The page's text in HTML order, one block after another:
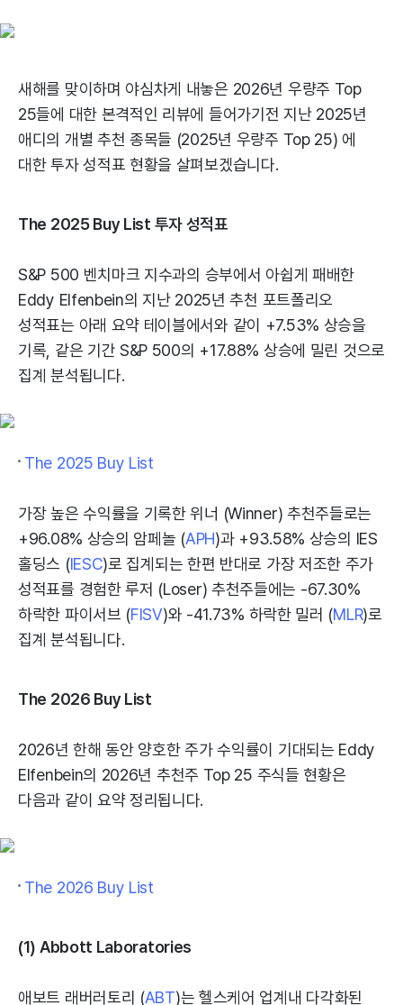
새해를 맞이하며 야심차게 내놓은 2026년 우량주 Top
25들에 대한 본격적인 리뷰에 들어가기전 지난 2025년
애디의 개별 추천 종목들 (2025년 우량주 Top 25) 에
대한 투자 성적표 현황을 살펴보겠습니다.
The 2025 Buy List 투자 성적표
S&P 500 벤치마크 지수과의 승부에서 아쉽게 패배한
Eddy Elfenbein의 지난 2025년 추천 포트폴리오
성적표는 아래 요약 테이블에서와 같이 +7.53% 상승을
기록, 같은 기간 S&P 500의 +17.88% 상승에 밀린 것으로
집계 분석됩니다.
The 2025 Buy List
가장 높은 수익률을 기록한 위너 (Winner) 추천주들로는
+96.08% 상승의 암페놀 (APH)과 +93.58% 상승의 IES
홀딩스 (IESC)로 집계되는 한편 반대로 가장 저조한 주가
성적표를 경험한 루저 (Loser) 추천주들에는 -67.30%
하락한 파이서브 (FISV)와 -41.73% 하락한 밀러 (MLR)로
집계 분석됩니다.
The 2026 Buy List
2026년 한해 동안 양호한 주가 수익률이 기대되는 Eddy
Elfenbein의 2026년 추천주 Top 25 주식들 현황은
다음과 같이 요약 정리됩니다.
The 2026 Buy List
(1) Abbott Laboratories
애보트 래버러토리 (ABT)는 헬스케어 업계내 다각화된